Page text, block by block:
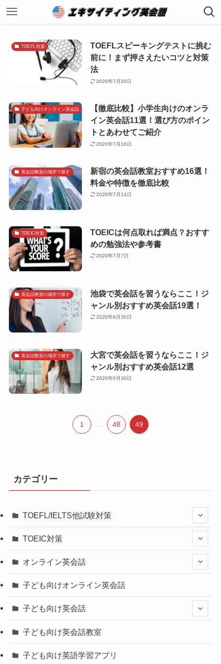
TOEFL対策
TOEFLスピーキングテストに挑む
前に！まず押さえたいコツと対策
法
2020年7月20日
子ども向けオンライン英会話
【徹底比較】小学生向けのオンラ
イン英会話11選！選び方のポイン
トとあわせてご紹介
2020年7月16日
英会話教室の場所で探す
新宿の英会話教室おすすめ16選！
料金や特徴を徹底比較
2020年7月14日
TOEIC対策
TOEICは何点取れば満点？おすす
めの勉強法や参考書
2020年7月7日
英会話教室の場所で探す
池袋で英会話を習うならここ！ジ
ャンル別おすすめ英会話19選！
2020年6月30日
英会話教室の場所で探す
大宮で英会話を習うならここ！ジ
ャンル別おすすめ英会話12選
2020年6月30日
1 ... 48 49
カテゴリー
TOEFL/IELTS他試験対策
TOEIC対策
オンライン英会話
子ども向けオンライン英会話
子ども向け英会話
子ども向け英会話教室
子ども向け英語学習アプリ